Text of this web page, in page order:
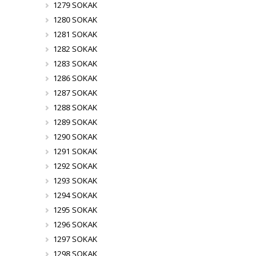
1279 SOKAK
1280 SOKAK
1281 SOKAK
1282 SOKAK
1283 SOKAK
1286 SOKAK
1287 SOKAK
1288 SOKAK
1289 SOKAK
1290 SOKAK
1291 SOKAK
1292 SOKAK
1293 SOKAK
1294 SOKAK
1295 SOKAK
1296 SOKAK
1297 SOKAK
1298 SOKAK